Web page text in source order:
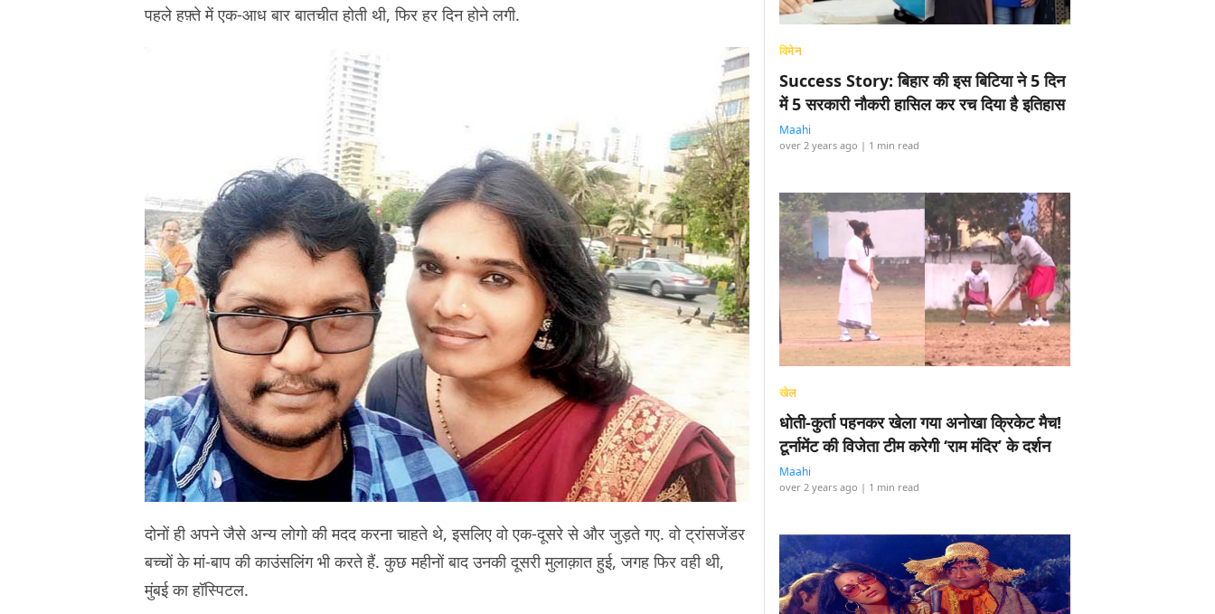
पहले हफ़्ते में एक-आध बार बातचीत होती थी, फिर हर दिन होने लगी.
दोनों ही अपने जैसे अन्य लोगो की मदद करना चाहते थे, इसलिए वो एक-दूसरे से और जुड़ते गए. वो ट्रांसजेंडर
बच्चों के मां-बाप की काउंसलिंग भी करते हैं. कुछ महीनों बाद उनकी दूसरी मुलाक़ात हुई, जगह फिर वही थी,
मुंबई का हॉस्पिटल.
विमेन
Success Story: बिहार की इस बिटिया ने 5 दिन
में 5 सरकारी नौकरी हासिल कर रच दिया है इतिहास
Maahi
over 2 years ago | 1 min read
खेल
धोती-कुर्ता पहनकर खेला गया अनोखा क्रिकेट मैच!
टूर्नामेंट की विजेता टीम करेगी ‘राम मंदिर’ के दर्शन
Maahi
over 2 years ago | 1 min read